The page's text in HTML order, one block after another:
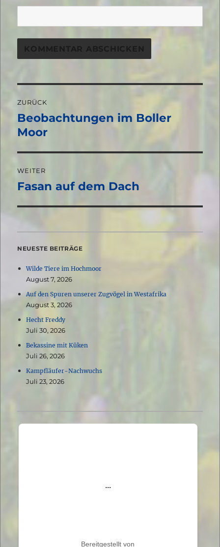
ZURÜCK
Vorheriger
Beitrag:
Beobachtungen im Boller
Moor
WEITER
Nächster
Fasan auf dem Dach
NEUESTE BEITRÄGE
Wilde Tiere im Hochmoor
August 7, 2026
Auf den Spuren unserer Zugvögel in Westafrika
August 3, 2026
Hecht Freddy
Juli 30, 2026
Bekassine mit Küken
Juli 26, 2026
Kampfläufer-Nachwuchs
Juli 23, 2026